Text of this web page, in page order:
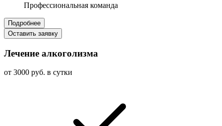
Профессиональная команда
Подробнее
Оставить заявку
Лечение алкоголизма
от 3000 руб. в сутки